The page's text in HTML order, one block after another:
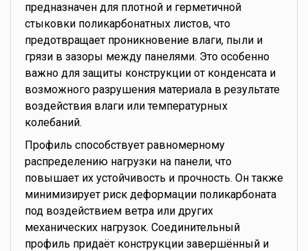
предназначен для плотной и герметичной
стыковки поликарбонатных листов, что
предотвращает проникновение влаги, пыли и
грязи в зазоры между панелями. Это особенно
важно для защиты конструкции от конденсата и
возможного разрушения материала в результате
воздействия влаги или температурных
колебаний.
Профиль способствует равномерному
распределению нагрузки на панели, что
повышает их устойчивость и прочность. Он также
минимизирует риск деформации поликарбоната
под воздействием ветра или других
механических нагрузок. Соединительный
профиль придаёт конструкции завершённый и